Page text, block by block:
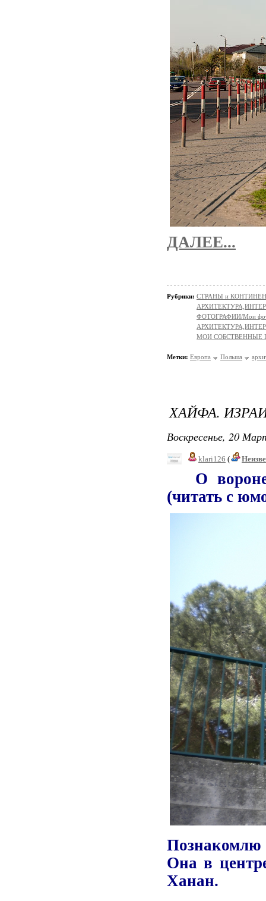
ДАЛЕЕ...
Рубрики: СТРАНЫ и
ФОТОГРАФИИ/Мои
МОИ СОБСТВЕННЫЕ
Метки: Европа Польша
ХАЙФА.
Воскресенье, 20
klari126 (
О вороне-
(читать с
Она в
Ханан.